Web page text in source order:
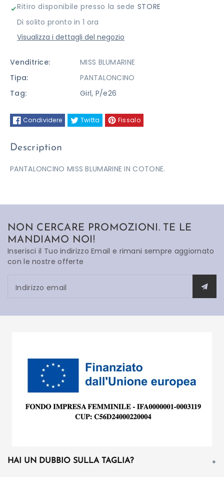
BLUMARINEBLUMARINE
Ritiro disponibile presso la sede STORE
Di solito pronto in 1 ora
Visualizza i dettagli del negozio
Venditrice:
MISS BLUMARINE
Tipa:
PANTALONCINO
Tag:
Girl, P/e26
Condividere Twitta Fissalo
Description
PANTALONCINO MISS BLUMARINE IN COTONE.
NON CERCARE PROMOZIONI. TE LE
MANDIAMO NOI!
Inserisci il Tuo indirizzo Email e rimani sempre aggiornato
con le nostre offerte
Indirizzo email
HAI UN DUBBIO SULLA TAGLIA?